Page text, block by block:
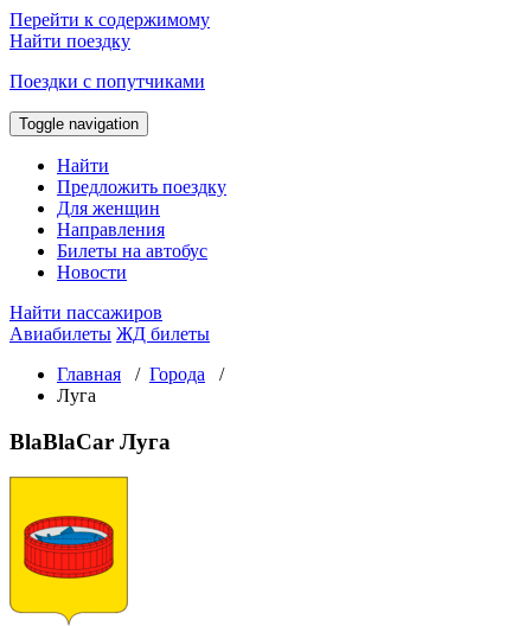
Перейти к содержимому
Найти поездку
Поездки с попутчиками
Toggle navigation
Найти
Предложить поездку
Для женщин
Направления
Билеты на автобус
Новости
Найти пассажиров
Авиабилеты ЖД билеты
Главная / Города /
Луга
BlaBlaCar Луга